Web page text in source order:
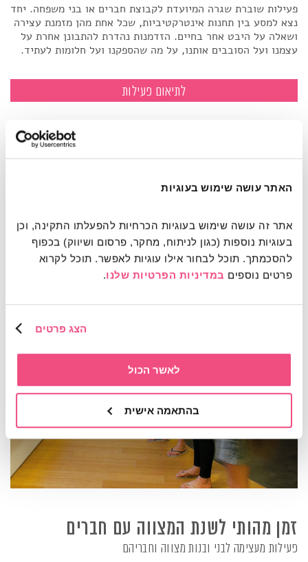
האתר עושה שימוש בעוגיות
פרטים נוספים במדיניות הפרטיות שלנו.
הצג פרטים
לאשר הכול
בהתאמה אישית
פעילות שוברת שגרה המיועדת לקבוצת חברים או בני משפחה. יחד
נצא למסע בין תחנות אינטרקטיביות, שכל אחת מהן מזמנת עצירה
ושאלה על היבט אחר בחיים. הזדמנות נהדרת להתבונן אחרת על
עצמנו ועל הסובבים אותנו, על מה שהספקנו ועל חלומות לעתיד.
לתיאום פעילות
זמן מהותי לשנת המצווה עם חברים
פעילות מעצימה לבני ובנות מצווה וחבריהם